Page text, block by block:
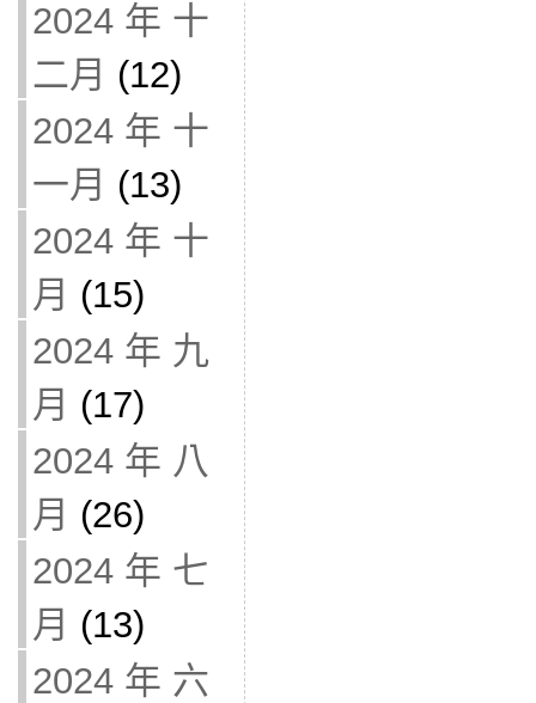
2024 年 十
二月 (12)
2024 年 十
一月 (13)
2024 年 十
月 (15)
2024 年 九
月 (17)
2024 年 八
月 (26)
2024 年 七
月 (13)
2024 年 六